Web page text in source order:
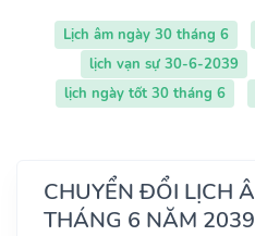
Lịch âm ngày 30 tháng 6
lịch vạn sự 30-6-2039
lịch ngày tốt 30 tháng 6
CHUYỂN ĐỔI LỊCH
THÁNG 6 NĂM 2039